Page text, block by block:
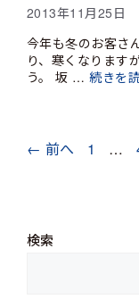
2013年11月25日
今年も冬のお客さ
り、寒くなります
う。 坂 …続きを
← 前へ
ペ
1 …
検索